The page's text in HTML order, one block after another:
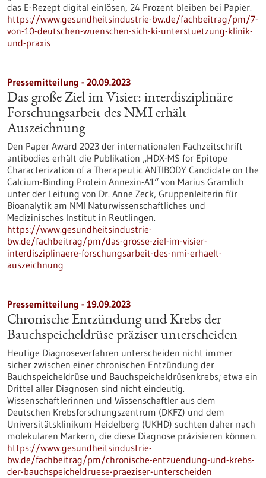
das E-Rezept digital einlösen, 24 Prozent bleiben bei Papier.
https://www.gesundheitsindustrie-bw.de/fachbeitrag/pm/7-
von-10-deutschen-wuenschen-sich-ki-unterstuetzung-klinik-
und-praxis
Pressemitteilung - 20.09.2023
Das große Ziel im Visier: interdisziplinäre
Forschungsarbeit des NMI erhält
Auszeichnung
Den Paper Award 2023 der internationalen Fachzeitschrift
antibodies erhält die Publikation „HDX-MS for Epitope
Characterization of a Therapeutic ANTIBODY Candidate on the
Calcium-Binding Protein Annexin-A1“ von Marius Gramlich
unter der Leitung von Dr. Anne Zeck, Gruppenleiterin für
Bioanalytik am NMI Naturwissenschaftliches und
Medizinisches Institut in Reutlingen.
https://www.gesundheitsindustrie-
bw.de/fachbeitrag/pm/das-grosse-ziel-im-visier-
interdisziplinaere-forschungsarbeit-des-nmi-erhaelt-
auszeichnung
Pressemitteilung - 19.09.2023
Chronische Entzündung und Krebs der
Bauchspeicheldrüse präziser unterscheiden
Heutige Diagnoseverfahren unterscheiden nicht immer
sicher zwischen einer chronischen Entzündung der
Bauchspeicheldrüse und Bauchspeicheldrüsenkrebs; etwa ein
Drittel aller Diagnosen sind nicht eindeutig.
Wissenschaftlerinnen und Wissenschaftler aus dem
Deutschen Krebsforschungszentrum (DKFZ) und dem
Universitätsklinikum Heidelberg (UKHD) suchten daher nach
molekularen Markern, die diese Diagnose präzisieren können.
https://www.gesundheitsindustrie-
bw.de/fachbeitrag/pm/chronische-entzuendung-und-krebs-
der-bauchspeicheldruese-praeziser-unterscheiden